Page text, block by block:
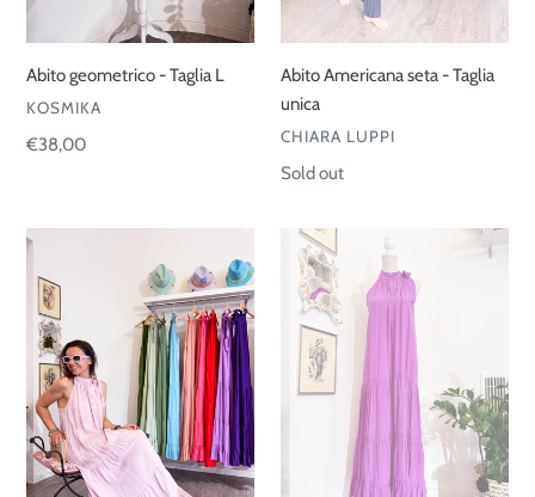
Abito geometrico - Taglia L
VENDOR
KOSMIKA
Regular
€38,00
Abito Americana seta - Taglia
unica
VENDOR
CHIARA LUPPI
Regular
Sold out
Abito
seta
Taglia
unica
Abito
Americana
seta
Taglia
unica